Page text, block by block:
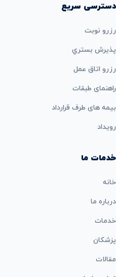
دسترسی سریع
رزرو نوبت
پذيرش بستري
رزرو اتاق عمل
راهنمای طبقات
بيمه های طرف قرارداد
رویداد
خدمات ما
خانه
درباره ما
خدمات
پزشکان
مقالات